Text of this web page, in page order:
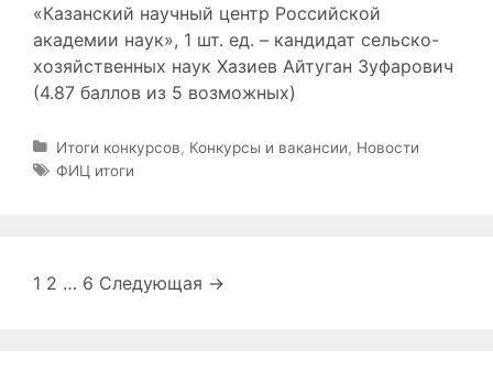
«Казанский научный центр Российской
академии наук», 1 шт. ед. – кандидат сельско-
хозяйственных наук Хазиев Айтуган Зуфарович
(4.87 баллов из 5 возможных)
Р
у
Итоги конкурсов, Конкурсы и вакансии, Новости
М
ФИЦ итоги
Н
1 2 … 6 Следующая →